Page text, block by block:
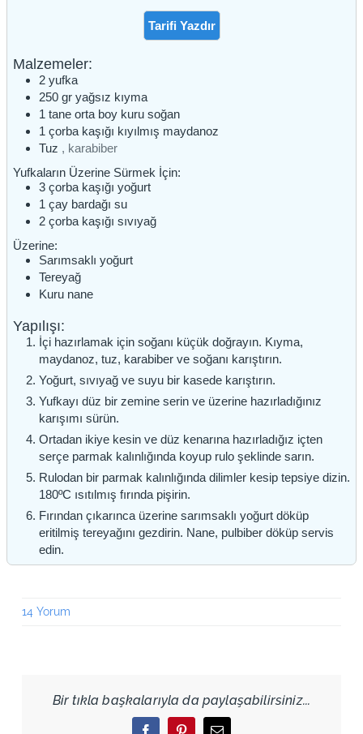
Tarifi Yazdır
Malzemeler:
2 yufka
250 gr yağsız kıyma
1 tane orta boy kuru soğan
1 çorba kaşığı kıyılmış maydanoz
Tuz , karabiber
Yufkaların Üzerine Sürmek İçin:
3 çorba kaşığı yoğurt
1 çay bardağı su
2 çorba kaşığı sıvıyağ
Üzerine:
Sarımsaklı yoğurt
Tereyağ
Kuru nane
Yapılışı:
İçi hazırlamak için soğanı küçük doğrayın. Kıyma,
maydanoz, tuz, karabiber ve soğanı karıştırın.
Yoğurt, sıvıyağ ve suyu bir kasede karıştırın.
Yufkayı düz bir zemine serin ve üzerine hazırladığınız
karışımı sürün.
Ortadan ikiye kesin ve düz kenarına hazırladığız içten
serçe parmak kalınlığında koyup rulo şeklinde sarın.
Rulodan bir parmak kalınlığında dilimler kesip tepsiye dizin.
180ºC ısıtılmış fırında pişirin.
Fırından çıkarınca üzerine sarımsaklı yoğurt döküp
eritilmiş tereyağını gezdirin. Nane, pulbiber döküp servis
edin.
14 Yorum
Bir tıkla başkalarıyla da paylaşabilirsiniz...